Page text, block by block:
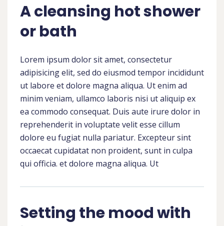
A cleansing hot shower
or bath
Lorem ipsum dolor sit amet, consectetur
adipisicing elit, sed do eiusmod tempor incididunt
ut labore et dolore magna aliqua. Ut enim ad
minim veniam, ullamco laboris nisi ut aliquip ex
ea commodo consequat. Duis aute irure dolor in
reprehenderit in voluptate velit esse cillum
dolore eu fugiat nulla pariatur. Excepteur sint
occaecat cupidatat non proident, sunt in culpa
qui officia. et dolore magna aliqua. Ut
Setting the mood with